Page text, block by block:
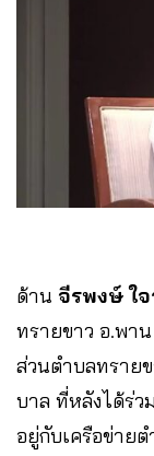
ด้าน จีรพงษ์ ใ
ทรายขาว อ.พาน
ส่วนตำบลทรายข
บาล ที่หลังได้ร่ว
อยู่กับเครือข่าย